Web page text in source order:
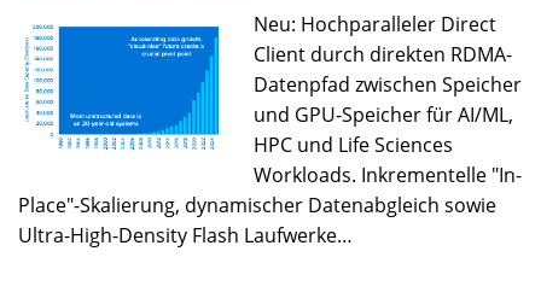
Neu: Hochparalleler Direct
Client durch direkten RDMA-
Datenpfad zwischen Speicher
und GPU-Speicher für AI/ML,
HPC und Life Sciences
Workloads. Inkrementelle "In-
Place"-Skalierung, dynamischer Datenabgleich sowie
Ultra-High-Density Flash Laufwerke…